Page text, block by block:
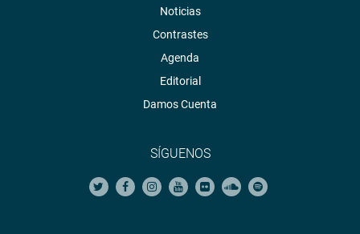
Noticias
Contrastes
Agenda
Editorial
Damos Cuenta
SÍGUENOS